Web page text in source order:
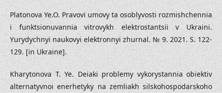
Platonova Ye.O. Pravovi umovy ta osoblyvosti rozmishchennia
i funktsionuvannia vitrovykh elektrostantsii v Ukraini.
Yurydychnyi naukovyi elektronnyi zhurnal. № 9. 2021. S. 122-
129. [in Ukraine].
Kharytonova T. Ye. Deiaki problemy vykorystannia obiektiv
alternatyvnoi enerhetyky na zemliakh silskohospodarskoho